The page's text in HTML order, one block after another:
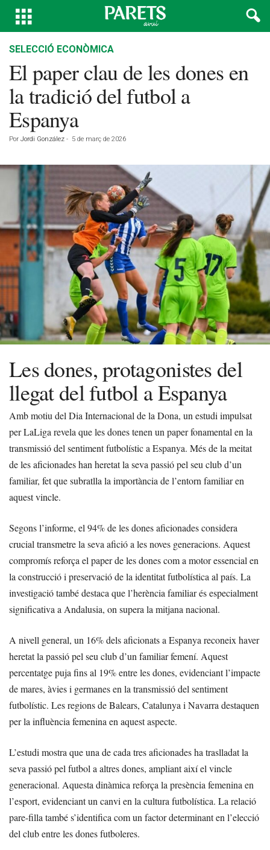
SELECCIÓ ECONÒMICA
El paper clau de les dones en
la tradició del futbol a
Espanya
Por Jordi González - 5 de març de 2026
Les dones, protagonistes del
llegat del futbol a Espanya
Amb motiu del Dia Internacional de la Dona, un estudi impulsat
per LaLiga revela que les dones tenen un paper fonamental en la
transmissió del sentiment futbolístic a Espanya. Més de la meitat
de les aficionades han heretat la seva passió pel seu club d’un
familiar, fet que subratlla la importància de l’entorn familiar en
aquest vincle.
Segons l’informe, el 94% de les dones aficionades considera
crucial transmetre la seva afició a les noves generacions. Aquest
compromís reforça el paper de les dones com a motor essencial en
la construcció i preservació de la identitat futbolística al país. La
investigació també destaca que l’herència familiar és especialment
significativa a Andalusia, on supera la mitjana nacional.
A nivell general, un 16% dels aficionats a Espanya reconeix haver
heretat la passió pel seu club d’un familiar femení. Aquest
percentatge puja fins al 19% entre les dones, evidenciant l’impacte
de mares, àvies i germanes en la transmissió del sentiment
futbolístic. Les regions de Balears, Catalunya i Navarra destaquen
per la influència femenina en aquest aspecte.
L’estudi mostra que una de cada tres aficionades ha traslladat la
seva passió pel futbol a altres dones, ampliant així el vincle
generacional. Aquesta dinàmica reforça la presència femenina en
l’esport, evidenciant un canvi en la cultura futbolística. La relació
pare-filla també s’identifica com un factor determinant en l’elecció
del club entre les dones futboleres.